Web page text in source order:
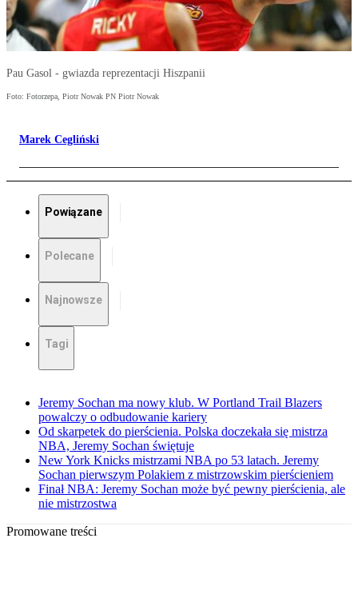
Pau Gasol - gwiazda reprezentacji Hiszpanii
Foto: Fotorzepa, Piotr Nowak PN Piotr Nowak
Marek Cegliński
Powiązane
Polecane
Najnowsze
Tagi
Jeremy Sochan ma nowy klub. W Portland Trail Blazers
powalczy o odbudowanie kariery
Od skarpetek do pierścienia. Polska doczekała się mistrza
NBA, Jeremy Sochan świętuje
New York Knicks mistrzami NBA po 53 latach. Jeremy
Sochan pierwszym Polakiem z mistrzowskim pierścieniem
Finał NBA: Jeremy Sochan może być pewny pierścienia, ale
nie mistrzostwa
Promowane treści